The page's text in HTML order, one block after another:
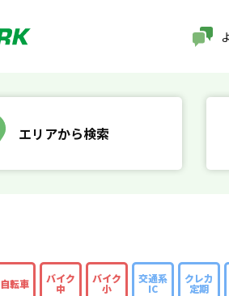
エリアから検索
自転車 バイク
中
バイク
小
交通系
IC
クレカ
定期